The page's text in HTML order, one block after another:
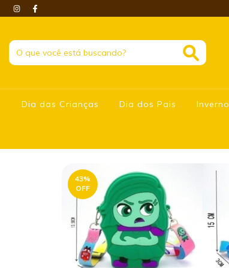
Dia das Crianças Dia dos Pais Inverno
43%
OFF